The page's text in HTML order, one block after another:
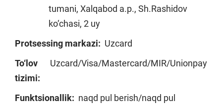
tumani, Xalqabod a.p., Sh.Rashidov
ko‘chasi, 2 uy
Protsessing markazi: Uzcard
To‘lov
tizimi:
Uzcard/Visa/Mastercard/MIR/Unionpay
Funktsionallik: naqd pul berish/naqd pul